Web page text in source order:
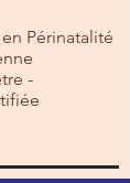
Périnatalité
-